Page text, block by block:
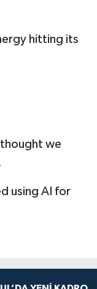
hitting its
we
using AI for